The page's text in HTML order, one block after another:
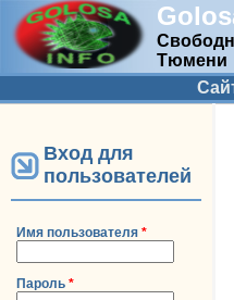
Тюмени
Вход для
пользователей
Имя пользователя *
Пароль *